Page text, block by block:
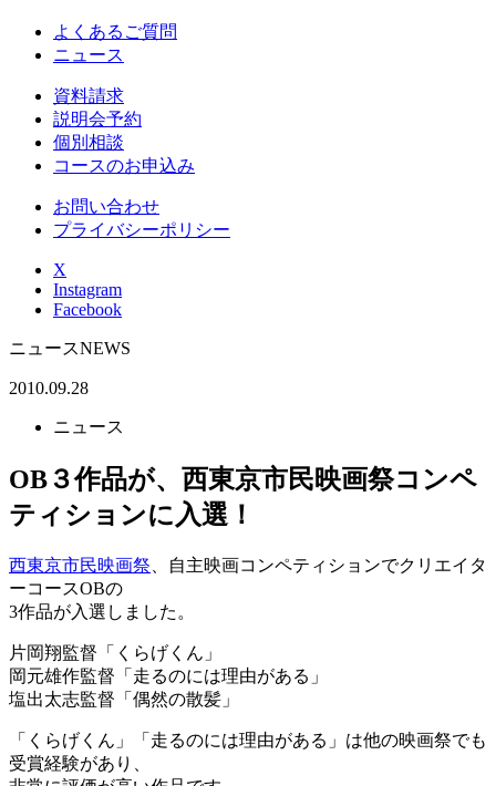
よくあるご質問
ニュース
資料請求
説明会予約
個別相談
コースのお申込み
お問い合わせ
プライバシーポリシー
X
Instagram
Facebook
ニュースNEWS
2010.09.28
ニュース
OB３作品が、西東京市民映画祭コンペ
ティションに入選！
西東京市民映画祭 、自主映画コンペティションでクリエイタ
ーコースOBの
3作品が入選しました。
片岡翔監督「くらげくん」
岡元雄作監督「走るのには理由がある」
塩出太志監督「偶然の散髪」
「くらげくん」「走るのには理由がある」は他の映画祭でも
受賞経験があり、